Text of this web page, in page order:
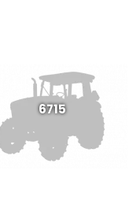
6715